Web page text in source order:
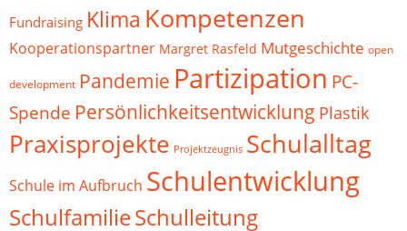
Fundraising Klima Kompetenzen
Kooperationspartner Margret Rasfeld Mutgeschichte open
development Pandemie Partizipation PC-
Spende Persönlichkeitsentwicklung Plastik
Praxisprojekte Projektzeugnis Schulalltag
Schule im Aufbruch Schulentwicklung
SchulfamilieSchulleitung